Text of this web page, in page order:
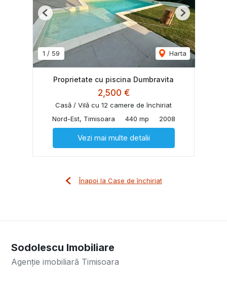
1 / 59 Harta
Previous Next
Proprietate cu piscina Dumbravita
2,500 €
Casă / Vilă cu 12 camere de închiriat
Nord-Est, Timisoara
440 mp 2008
Vezi mai multe detalii
Înapoi la Case de închiriat
Sodolescu Imobiliare
Agenție imobiliară Timisoara